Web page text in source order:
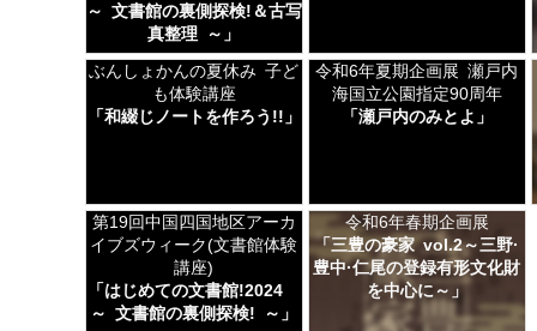
～ 文書館の裏側探検!＆古写
真整理 ～」
ぶんしょかんの夏休み 子ど
も体験講座
「和綴じノートを作ろう!!」
令和6年夏期企画展 瀬戸内
海国立公園指定90周年
「瀬戸内のみとよ」
第19回中国四国地区アーカ
イブズウィーク(文書館体験
講座)
「はじめての文書館!2024
～ 文書館の裏側探検! ～」
令和6年春期企画展
「三豊の豪家 vol.2～三野·
豊中·仁尾の登録有形文化財
を中心に～」